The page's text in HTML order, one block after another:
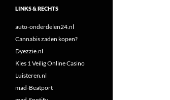
LINKS & RECHTS
auto-onderdelen24.nl
Cannabis zaden kopen?
Dyezzie.nl
Kies 1 Veilig Online Casino
Luisteren.nl
mad-Beatport